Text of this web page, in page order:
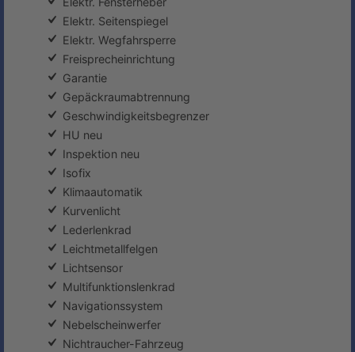
Elektr. Seitenspiegel
Elektr. Wegfahrsperre
Freisprecheinrichtung
Garantie
Gepäckraumabtrennung
Geschwindigkeitsbegrenzer
HU neu
Inspektion neu
Isofix
Klimaautomatik
Kurvenlicht
Lederlenkrad
Leichtmetallfelgen
Lichtsensor
Multifunktionslenkrad
Navigationssystem
Nebelscheinwerfer
Nichtraucher-Fahrzeug